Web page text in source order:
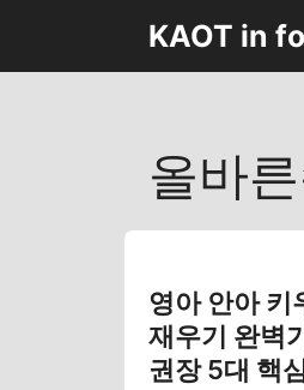
KAOT in
올바
영아 안아 키
재우기 완벽
권장 5대 핵